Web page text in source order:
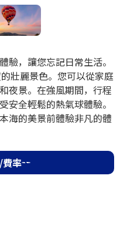
驗，讓您忘記日常生活。
壯麗景色。您可以從家庭
夜景。在強風期間，行程
安全輕鬆的熱氣球體驗。
海的美景前體驗非凡的體
率
結束